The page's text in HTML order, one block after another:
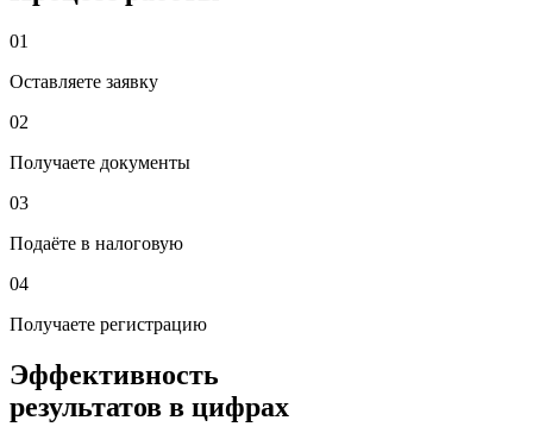
01
Оставляете заявку
02
Получаете документы
03
Подаёте в налоговую
04
Получаете регистрацию
Эффективность
результатов в цифрах